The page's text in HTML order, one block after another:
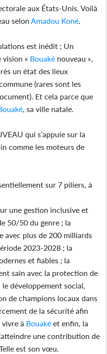
aux États-Unis. Voilà
selon Amadou Koné.
est inédit ; Un
vision « Bouaké nouveau »,
un état des lieux
(rares sont les
Et cela parce que
, sa ville natale.
qui s’appuie sur la
comme les moteurs de
sur 7 piliers, à
une gestion inclusive et
50/50 du genre ; la
avec plus de 200 milliards
2023-2028 ; la
et fiables ; la
sain avec la protection de
développement social,
de champions locaux dans
de la sécurité afin
vivre à Bouaké et enfin, la
une contribution de
est son vœu.